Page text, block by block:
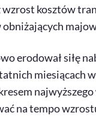
wzrost kosztów
obniżających
erodował siłę
miesiącach
na tempo